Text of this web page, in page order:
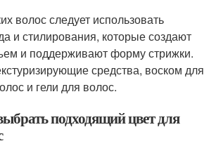
волос следует использовать
и стилирования, которые создают
и поддерживают форму стрижки.
средства, воском для
и гели для волос.
подходящий цвет для